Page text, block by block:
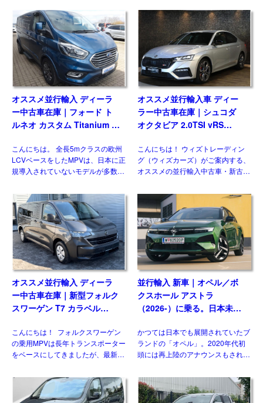
オススメ並行輸入 ディーラ
ー中古車在庫｜フォード ト
ルネオ カスタム Titanium X
左ハンドル
こんにちは。 全長5mクラスの欧州
LCVベースをしたMPVは、日本に正
規導入されていないモデルが多数を
トレーディング）でもお客様の問い
合わせおよび並行輸入実績の多いジ
ャンルのひとつです。& […]
オススメ並行輸入車 ディー
ラー中古車在庫｜シュコダ
オクタビア 2.0TSI vRS
こんにちは！ ウィズトレーディン
グ（ウィズカーズ）がご案内する、
オススメの並行輸入中古車・新古
入のシュコダ オクタビア
vRS(Skoda Octavia vRS）です。
グレード追加で […]
オススメ並行輸入 ディーラ
ー中古車在庫｜新型フォルク
スワーゲン T7 カラベル
8AT 左ハンドル
こんにちは！ フォルクスワーゲン
の乗用MPVは長年トランスポーター
をベースにしてきましたが、最新の
た。マルチバンやカリフォルニアが
乗用車系プラットフォームを採用し
たモデルとして […]
並行輸入 新車｜オペル／ボ
クスホール アストラ
（2026-）に乗る。日本未導
要・スペック・価格の情報。
かつては日本でも展開されていたブ
ランドの「オペル」。2020年代初
頭には再上陸のアナウンスもされま
ません。一方欧州では積極的なモデ
ル展開を行っており、ベストセラー
の基幹モデルがフェイスリフ […]